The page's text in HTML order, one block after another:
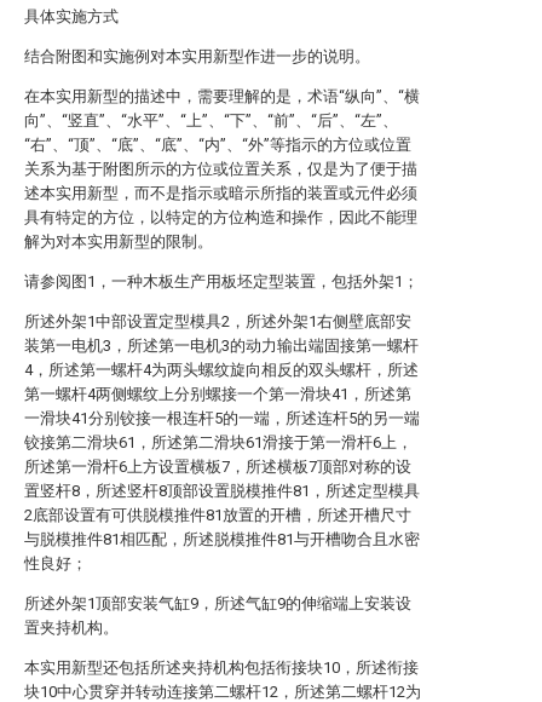
具体实施方式
结合附图和实施例对本实用新型作进一步的说明。
在本实用新型的描述中，需要理解的是，术语“纵向”、“横
向”、“竖直”、“水平”、“上”、“下”、“前”、“后”、“左”、
“右”、“顶”、“底”、“底”、“内”、“外”等指示的方位或位置
关系为基于附图所示的方位或位置关系，仅是为了便于描
述本实用新型，而不是指示或暗示所指的装置或元件必须
具有特定的方位，以特定的方位构造和操作，因此不能理
解为对本实用新型的限制。
请参阅图1，一种木板生产用板坯定型装置，包括外架1；
所述外架1中部设置定型模具2，所述外架1右侧壁底部安
装第一电机3，所述第一电机3的动力输出端固接第一螺杆
4，所述第一螺杆4为两头螺纹旋向相反的双头螺杆，所述
第一螺杆4两侧螺纹上分别螺接一个第一滑块41，所述第
一滑块41分别铰接一根连杆5的一端，所述连杆5的另一端
铰接第二滑块61，所述第二滑块61滑接于第一滑杆6上，
所述第一滑杆6上方设置横板7，所述横板7顶部对称的设
置竖杆8，所述竖杆8顶部设置脱模推件81，所述定型模具
2底部设置有可供脱模推件81放置的开槽，所述开槽尺寸
与脱模推件81相匹配，所述脱模推件81与开槽吻合且水密
性良好；
所述外架1顶部安装气缸9，所述气缸9的伸缩端上安装设
置夹持机构。
本实用新型还包括所述夹持机构包括衔接块10，所述衔接
块10中心贯穿并转动连接第二螺杆12，所述第二螺杆12为